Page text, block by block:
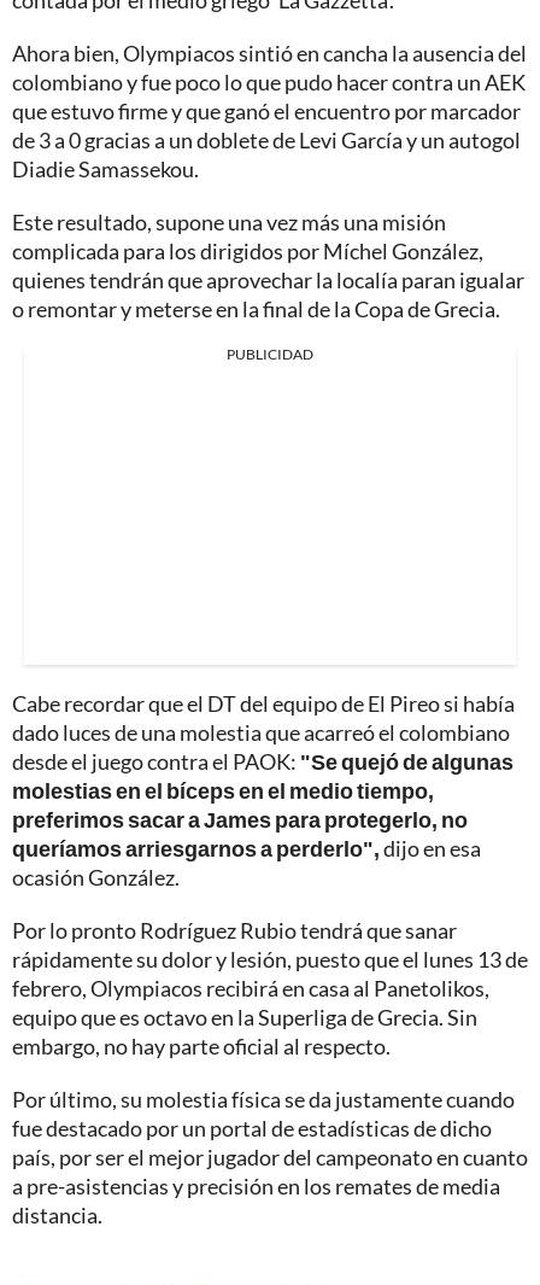
Ahora bien, Olympiacos sintió en cancha la ausencia del
colombiano y fue poco lo que pudo hacer contra un AEK
que estuvo firme y que ganó el encuentro por marcador
de 3 a 0 gracias a un doblete de Levi García y un autogol
Diadie Samassekou.
Este resultado, supone una vez más una misión
complicada para los dirigidos por Míchel González,
quienes tendrán que aprovechar la localía paran igualar
o remontar y meterse en la final de la Copa de Grecia.
PUBLICIDAD
Cabe recordar que el DT del equipo de El Pireo si había
dado luces de una molestia que acarreó el colombiano
desde el juego contra el PAOK: "Se quejó de algunas
molestias en el bíceps en el medio tiempo,
preferimos sacar a James para protegerlo, no
queríamos arriesgarnos a perderlo",dijo en esa
ocasión González.
Por lo pronto Rodríguez Rubio tendrá que sanar
rápidamente su dolor y lesión, puesto que el lunes 13 de
febrero, Olympiacos recibirá en casa al Panetolikos,
equipo que es octavo en la Superliga de Grecia. Sin
embargo, no hay parte oficial al respecto.
Por último, su molestia física se da justamente cuando
fue destacado por un portal de estadísticas de dicho
país, por ser el mejor jugador del campeonato en cuanto
a pre-asistencias y precisión en los remates de media
distancia.